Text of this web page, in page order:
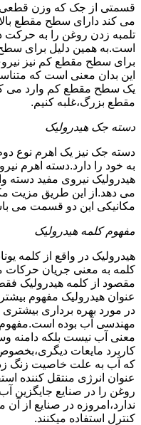
قسمتی از جک که وزن قطعی
می کند دارای سطح مقطع
تلمبه زدن روغن را به
است.به همین دلیل برای
برای سطح مقطع کم نیز
این بدان معنی است که
یک سطح مقطع کم وارد می
مقطع بزرگ،غلبه کنیم.
دسته جک هیدرولیک
دسته جک نیز یک اهرم نوع
به خود را دارد.دسته اهرم
هیدرولیک نیروی مفید دسته
می دهد.از این طریق مزیت
مکانیکی این دو قسمت می
مفهوم کلمه هیدرولیک
هیدرولیک در واقع از کلمه
کلمه به معنی جریان حرکات
مقصود از کلمه هیدرولیک
عنوان هیدرولیک مفهوم
در مورد بهره برداری
مهندسی آب بوده است.مفهوم
معنی آب نیست بلکه دامنه
کاربرد مایعات
که آب به علت خاصیت زنگ
عنوان انرژی منتقل کننده
روغن را در صنایع جایگزین
ندارد،امروزه در صنایع از
کنترل استفاده میکنند.